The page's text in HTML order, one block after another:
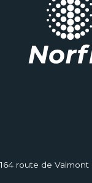
164 route de Valmont